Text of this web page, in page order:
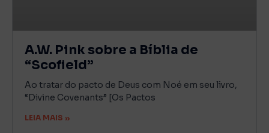
A.W. Pink sobre a Bíblia de
“Scofield”
Ao tratar do pacto de Deus com Noé em seu livro,
“Divine Covenants” [Os Pactos
LEIA MAIS »